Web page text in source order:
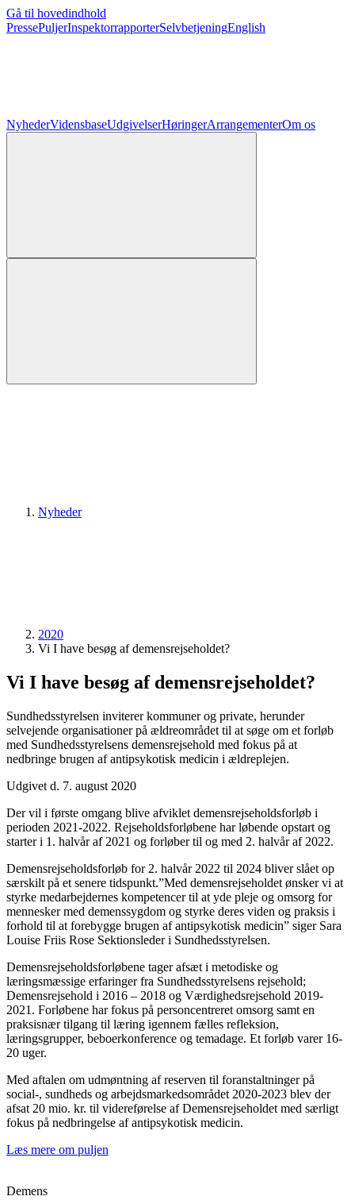
Gå til hovedindhold
PressePuljerInspektorrapporterSelvbetjeningEnglish
NyhederVidensbaseUdgivelserHøringerArrangementerOm os
Nyheder
2020
Vi I have besøg af demensrejseholdet?
Vi I have besøg af demensrejseholdet?
Sundhedsstyrelsen inviterer kommuner og private, herunder
selvejende organisationer på ældreområdet til at søge om et forløb
med Sundhedsstyrelsens demensrejsehold med fokus på at
nedbringe brugen af antipsykotisk medicin i ældreplejen.
Udgivet d. 7. august 2020
Der vil i første omgang blive afviklet demensrejseholdsforløb i
perioden 2021-2022. Rejseholdsforløbene har løbende opstart og
starter i 1. halvår af 2021 og forløber til og med 2. halvår af 2022.
Demensrejseholdsforløb for 2. halvår 2022 til 2024 bliver slået op
særskilt på et senere tidspunkt.”Med demensrejseholdet ønsker vi at
styrke medarbejdernes kompetencer til at yde pleje og omsorg for
mennesker med demenssygdom og styrke deres viden og praksis i
forhold til at forebygge brugen af antipsykotisk medicin” siger Sara
Louise Friis Rose Sektionsleder i Sundhedsstyrelsen.
Demensrejseholdsforløbene tager afsæt i metodiske og
læringsmæssige erfaringer fra Sundhedsstyrelsens rejsehold;
Demensrejsehold i 2016 – 2018 og Værdighedsrejsehold 2019-
2021. Forløbene har fokus på personcentreret omsorg samt en
praksisnær tilgang til læring igennem fælles refleksion,
læringsgrupper, beboerkonference og temadage. Et forløb varer 16-
20 uger.
Med aftalen om udmøntning af reserven til foranstaltninger på
social-, sundheds og arbejdsmarkedsområdet 2020-2023 blev der
afsat 20 mio. kr. til videreførelse af Demensrejseholdet med særligt
fokus på nedbringelse af antipsykotisk medicin.
Læs mere om puljen
Demens